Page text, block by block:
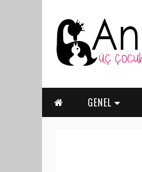
GENEL